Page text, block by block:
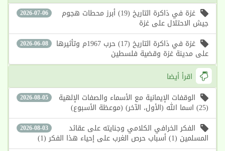
2026-07-06 غزة في ذاكرة التاريخ (19) أبرز محطات هجوم
جيش الاحتلال على غزة
2026-06-08 غزة في ذاكرة التاريخ (17) حرب 1967م وتأثيرها
على مدينة غزة وقضية فلسطين
اقرأ أيضا
2026-08-05 الوقفات الإيمانية مع الأسماء والصفات الإلهية
(25) اسما الله (الأول، الآخر) (موعظة الأسبوع)
2026-08-03 الفكر الخرافي الكلامي وجنايته على عقائد
المسلمين (1) أسباب حرص الغرب على إحياء هذا الفكر (1)